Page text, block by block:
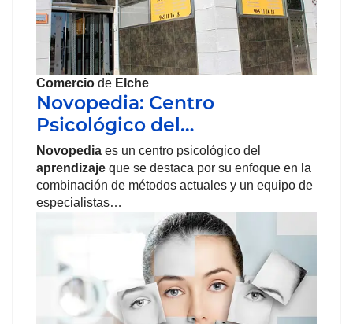
Comercio de Elche
Novopedia: Centro
Psicológico del…
Novopedia es un centro psicológico del
aprendizaje que se destaca por su enfoque en la
combinación de métodos actuales y un equipo de
especialistas…